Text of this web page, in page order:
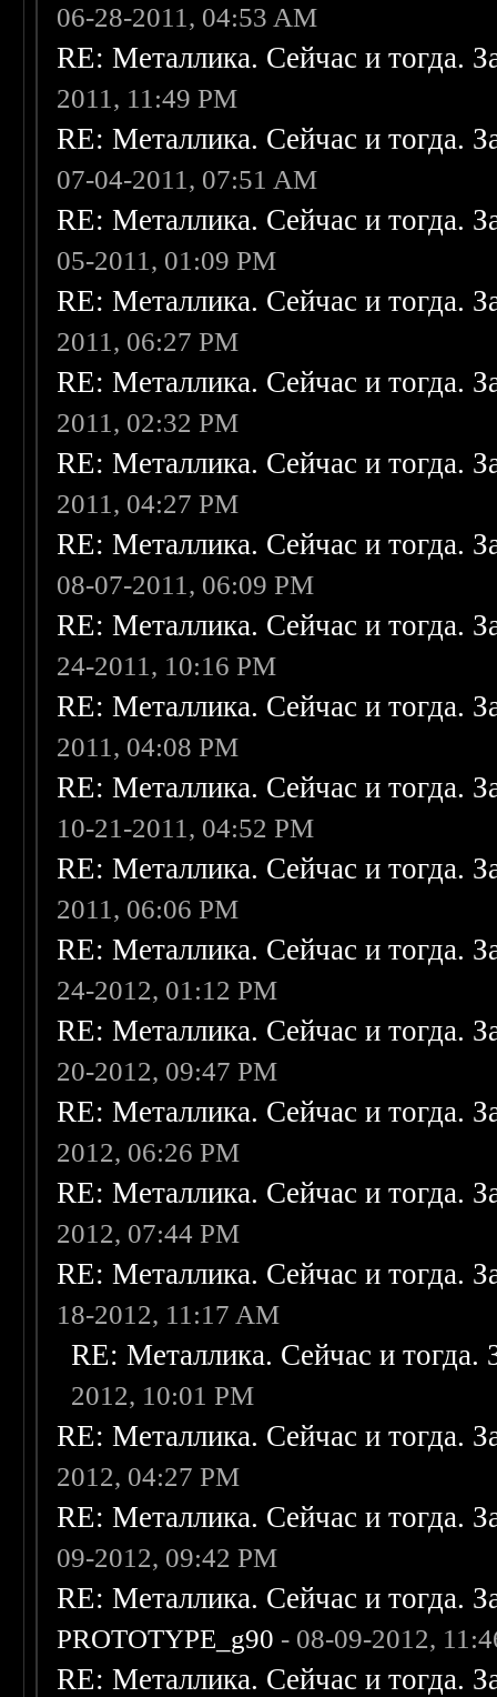
06-28-2011, 04:53 AM
RE: Металлика. Сейчас и тогда.
2011, 11:49 PM
RE: Металлика. Сейчас и тогда.
07-04-2011, 07:51 AM
RE: Металлика. Сейчас и тогда.
05-2011, 01:09 PM
RE: Металлика. Сейчас и тогда.
2011, 06:27 PM
RE: Металлика. Сейчас и тогда.
2011, 02:32 PM
RE: Металлика. Сейчас и тогда.
2011, 04:27 PM
RE: Металлика. Сейчас и тогда.
08-07-2011, 06:09 PM
RE: Металлика. Сейчас и тогда.
24-2011, 10:16 PM
RE: Металлика. Сейчас и тогда.
2011, 04:08 PM
RE: Металлика. Сейчас и тогда.
10-21-2011, 04:52 PM
RE: Металлика. Сейчас и тогда.
2011, 06:06 PM
RE: Металлика. Сейчас и тогда.
24-2012, 01:12 PM
RE: Металлика. Сейчас и тогда.
20-2012, 09:47 PM
RE: Металлика. Сейчас и тогда.
2012, 06:26 PM
RE: Металлика. Сейчас и тогда.
2012, 07:44 PM
RE: Металлика. Сейчас и тогда.
18-2012, 11:17 AM
RE: Металлика. Сейчас и
2012, 10:01 PM
RE: Металлика. Сейчас и тогда.
2012, 04:27 PM
RE: Металлика. Сейчас и тогда.
09-2012, 09:42 PM
RE: Металлика. Сейчас и тогда.
PROTOTYPE_g90 - 08-09-2012,
RE: Металлика. Сейчас и тогда.